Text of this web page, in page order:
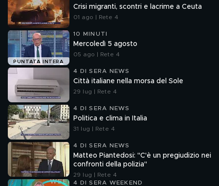
Crisi migranti, scontri e lacrime a Ceuta
01 ago | Rete 4
PUNTATA INTERA
10 MINUTI
Mercoledì 5 agosto
05 ago | Rete 4
4 DI SERA NEWS
Città italiane nella morsa del Sole
29 lug | Rete 4
4 DI SERA NEWS
Politica e clima in Italia
31 lug | Rete 4
4 DI SERA NEWS
Matteo Piantedosi: "C'è un pregiudizio nei
confronti della polizia"
29 lug | Rete 4
4 DI SERA WEEKEND